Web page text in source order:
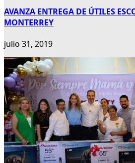
AVANZA ENTREGA DE ÚTILES
MONTERREY
julio 31, 2019